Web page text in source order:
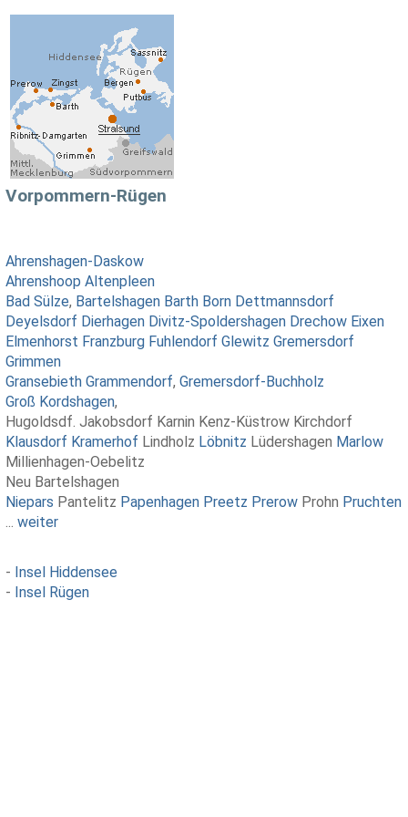
Vorpommern-Rügen
Ahrenshagen-Daskow
Ahrenshoop Altenpleen
Bad Sülze, Bartelshagen Barth Born Dettmannsdorf
Deyelsdorf Dierhagen Divitz-Spoldershagen Drechow Eixen
Elmenhorst Franzburg Fuhlendorf Glewitz Gremersdorf
Grimmen
Gransebieth Grammendorf,Gremersdorf-Buchholz
Groß Kordshagen,
Hugoldsdf. Jakobsdorf Karnin Kenz-Küstrow Kirchdorf
Klausdorf Kramerhof Lindholz Löbnitz Lüdershagen Marlow
Millienhagen-Oebelitz
Neu Bartelshagen
Niepars Pantelitz Papenhagen Preetz Prerow Prohn Pruchten
...weiter
- Insel Hiddensee
- Insel Rügen